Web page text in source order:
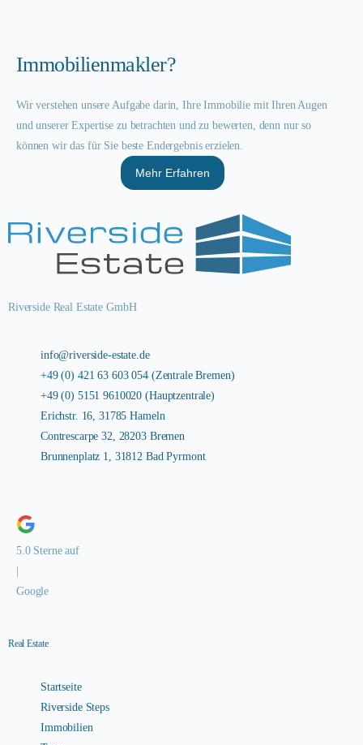
Immobilienmakler?
Wir verstehen unsere Aufgabe darin, Ihre Immobilie mit Ihren Augen
und unserer Expertise zu betrachten und zu bewerten, denn nur so
können wir das für Sie beste Endergebnis erzielen.
Mehr Erfahren
Riverside Real Estate GmbH
info@riverside-estate.de
+49 (0) 421 63 603 054 (Zentrale Bremen)
+49 (0) 5151 9610020 (Hauptzentrale)
Erichstr. 16, 31785 Hameln
Contrescarpe 32, 28203 Bremen
Brunnenplatz 1, 31812 Bad Pyrmont
5.0 Sterne auf
Google
Real Estate
Startseite
Riverside Steps
Immobilien